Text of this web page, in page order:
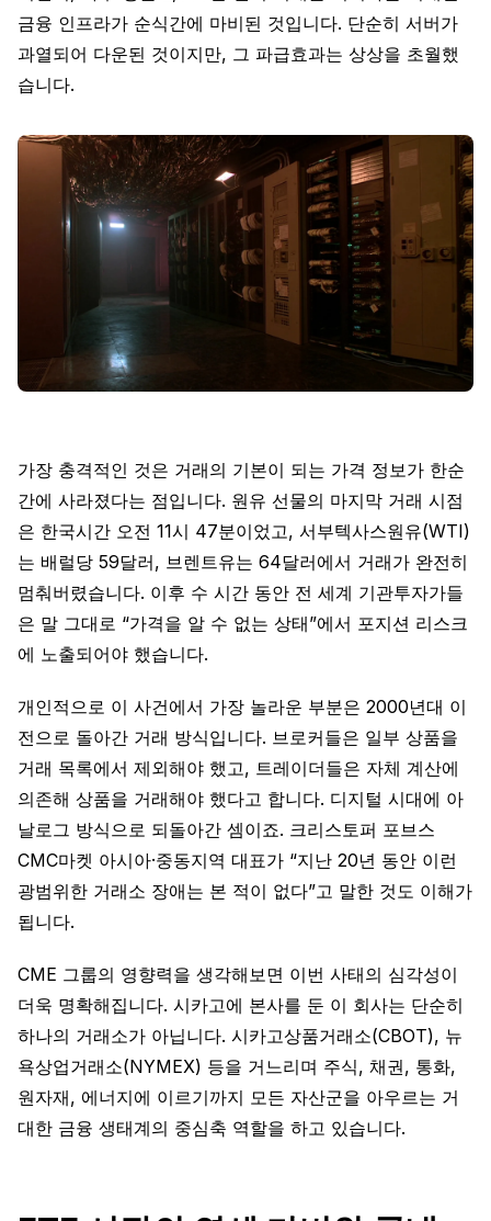
금융 인프라가 순식간에 마비된 것입니다. 단순히 서버가
과열되어 다운된 것이지만, 그 파급효과는 상상을 초월했
습니다.
가장 충격적인 것은 거래의 기본이 되는 가격 정보가 한순
간에 사라졌다는 점입니다. 원유 선물의 마지막 거래 시점
은 한국시간 오전 11시 47분이었고, 서부텍사스원유(WTI)
는 배럴당 59달러, 브렌트유는 64달러에서 거래가 완전히
멈춰버렸습니다. 이후 수 시간 동안 전 세계 기관투자가들
은 말 그대로 “가격을 알 수 없는 상태”에서 포지션 리스크
에 노출되어야 했습니다.
개인적으로 이 사건에서 가장 놀라운 부분은 2000년대 이
전으로 돌아간 거래 방식입니다. 브로커들은 일부 상품을
거래 목록에서 제외해야 했고, 트레이더들은 자체 계산에
의존해 상품을 거래해야 했다고 합니다. 디지털 시대에 아
날로그 방식으로 되돌아간 셈이죠. 크리스토퍼 포브스
CMC마켓 아시아·중동지역 대표가 “지난 20년 동안 이런
광범위한 거래소 장애는 본 적이 없다”고 말한 것도 이해가
됩니다.
CME 그룹의 영향력을 생각해보면 이번 사태의 심각성이
더욱 명확해집니다. 시카고에 본사를 둔 이 회사는 단순히
하나의 거래소가 아닙니다. 시카고상품거래소(CBOT), 뉴
욕상업거래소(NYMEX) 등을 거느리며 주식, 채권, 통화,
원자재, 에너지에 이르기까지 모든 자산군을 아우르는 거
대한 금융 생태계의 중심축 역할을 하고 있습니다.